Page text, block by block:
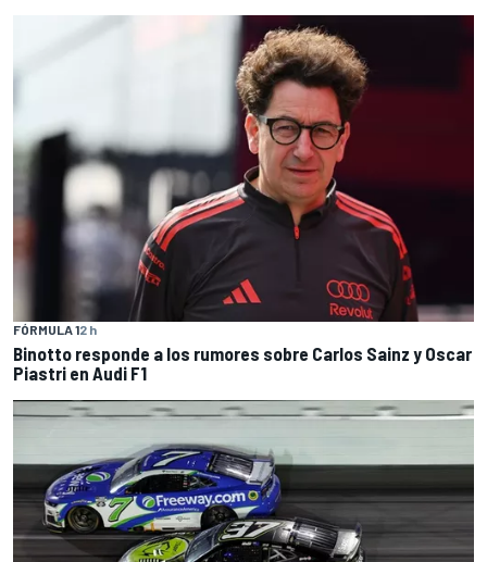
FÓRMULA 12 h
Binotto responde a los rumores sobre Carlos Sainz y Oscar
Piastri en Audi F1